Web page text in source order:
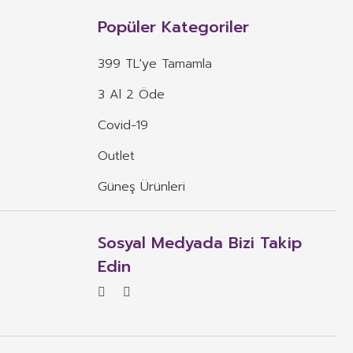
maddelerin konsantre veya ekstraktlarının tek başına veya
dozu belirlenmiş ürünleri ifade eder.
böyle özelliklere atıfta bulunan ifadeler yer alamaz.
eden veya vurgulayan ifadeler yer alamaz.
Popüler Kategoriler
399 TL'ye Tamamla
3 Al 2 Öde
Covid-19
Outlet
Güneş Ürünleri
Sosyal Medyada Bizi Takip
Edin